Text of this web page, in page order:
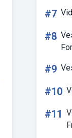
#7
#8
#9
#10
#11